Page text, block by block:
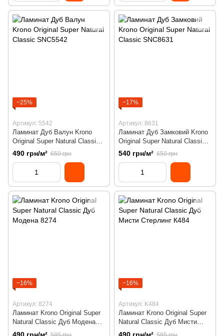
−25%
Артикул: 5542
Ламинат Дуб Валун Krono
Original Super Natural Classic
SNC5542
490 грн/м² 650 грн
−17%
Артикул: 8631
Ламинат Дуб Замковий Krono
Original Super Natural Classic
SNC8631
540 грн/м² 650 грн
−16%
Артикул: 8274
Ламинат Krono Original Super
Natural Classic Дуб Модена
8274
490 грн/м²
−16%
Артикул: K484
Ламинат Krono Original Super
Natural Classic Дуб Мисти
Стерлинг К484
490 грн/м²